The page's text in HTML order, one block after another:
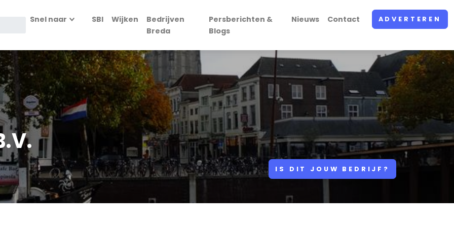
Snel naar SBI Wijken
Bedrijven
Breda
Persberichten &
Blogs
Nieuws Contact ADVERTEREN
IS DIT JOUW BEDRIJF?